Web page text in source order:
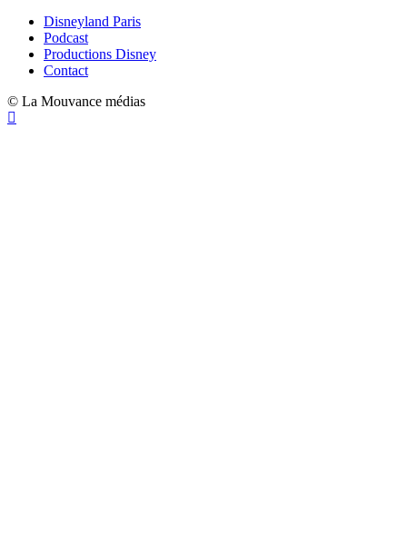
Disneyland Paris
Podcast
Productions Disney
Contact
© La Mouvance médias